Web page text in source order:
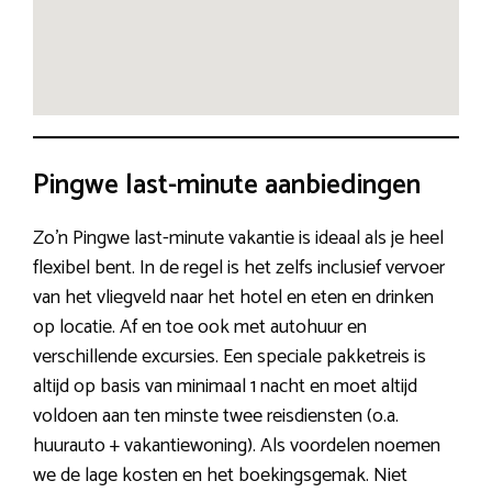
Pingwe last-minute aanbiedingen
Zo’n Pingwe last-minute vakantie is ideaal als je heel
flexibel bent. In de regel is het zelfs inclusief vervoer
van het vliegveld naar het hotel en eten en drinken
op locatie. Af en toe ook met autohuur en
verschillende excursies. Een speciale pakketreis is
altijd op basis van minimaal 1 nacht en moet altijd
voldoen aan ten minste twee reisdiensten (o.a.
huurauto + vakantiewoning). Als voordelen noemen
we de lage kosten en het boekingsgemak. Niet